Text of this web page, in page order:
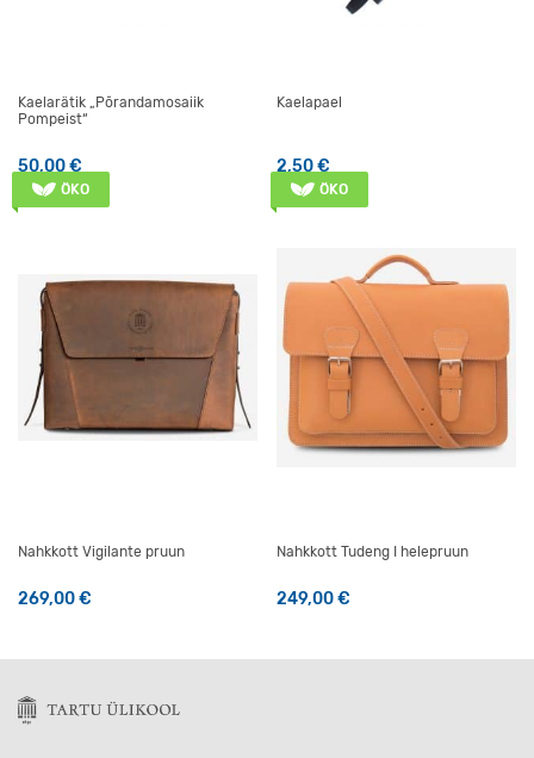
Kaelarätik „Põrandamosaiik
Pompeist“
50,00€
Kaelapael
2,50€
ÖKO
Nahkkott Vigilante pruun
269,00€
ÖKO
Nahkkott Tudeng I helepruun
249,00€